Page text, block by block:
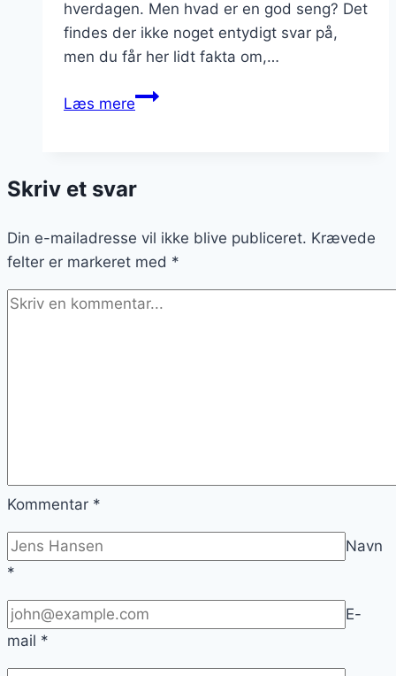
hverdagen. Men hvad er en god seng? Det
findes der ikke noget entydigt svar på,
men du får her lidt fakta om,…
Læs mereDen
hjælpe
med
at
sove
bedre
Skriv et svar
Din e-mailadresse vil ikke blive publiceret. Krævede
felter er markeret med *
Kommentar *
Navn
*
E-
mail *